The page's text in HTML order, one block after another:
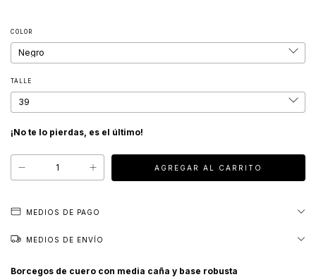
COLOR
TALLE
¡No te lo pierdas, es el último!
MEDIOS DE PAGO
MEDIOS DE ENVÍO
Borcegos de cuero con media caña y base robusta